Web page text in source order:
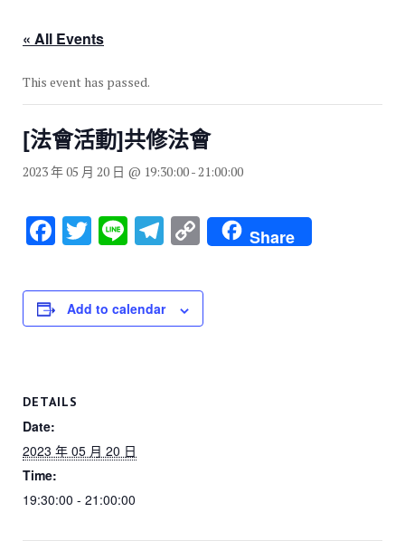
« All Events
This event has passed.
[法會活動]共修法會
2023 年 05 月 20 日 @ 19:30:00-21:00:00
F
c
e
o
k
T
tt
er
Li
e
T
e
gr
C
o
p
y
Share
Add to calendar
DETAILS
Date:
2023 年 05 月 20 日
Time:
19:30:00 - 21:00:00